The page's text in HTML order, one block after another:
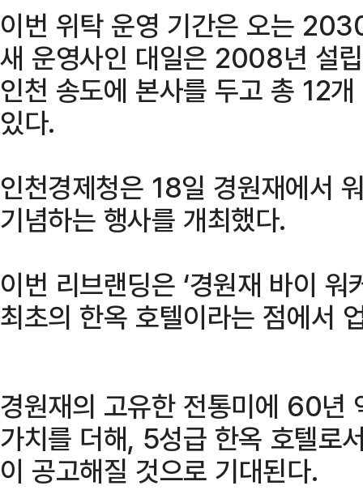
이번 위탁 운영 기간은 오는
새 운영사인 대일은 2008년 설
인천 송도에 본사를 두고 총 12
있다.
인천경제청은 18일 경원재에서
기념하는 행사를 개최했다.
이번 리브랜딩은 ‘경원재 바이 워
최초의 한옥 호텔이라는 점에서
경원재의 고유한 전통미에 60년
가치를 더해, 5성급 한옥 호텔로
이 공고해질 것으로 기대된다.